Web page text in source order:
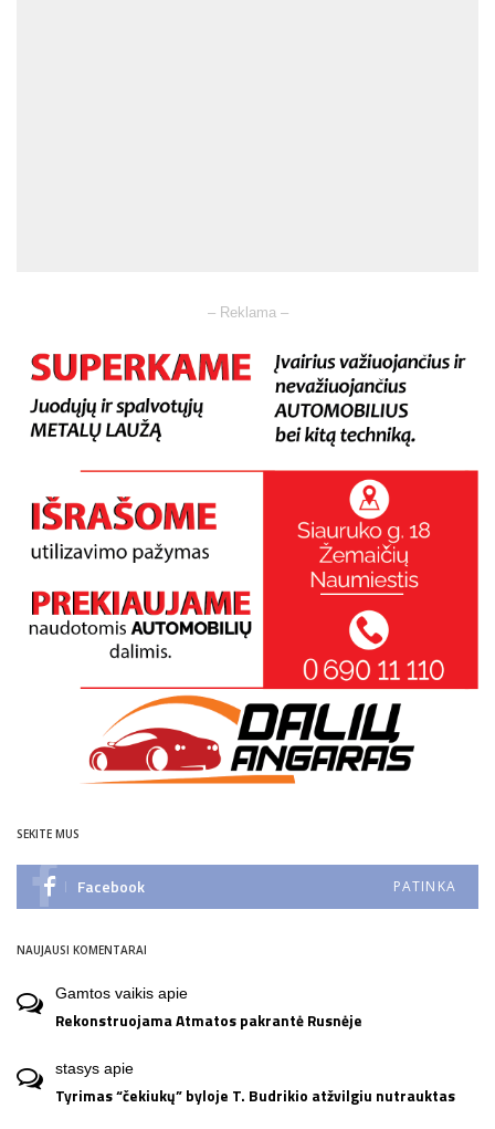
– Reklama –
SEKITE MUS
Facebook PATINKA
NAUJAUSI KOMENTARAI
Gamtos vaikis apie
Rekonstruojama Atmatos pakrantė Rusnėje
stasys apie
Tyrimas “čekiukų” byloje T. Budrikio atžvilgiu nutrauktas